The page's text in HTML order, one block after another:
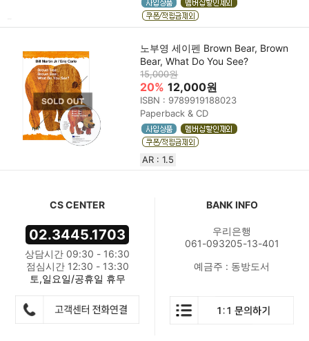
노부영 세이펜 Brown Bear, Brown
Bear, What Do You See?
15,000원
20% 12,000원
ISBN : 9789919188023
Paperback & CD
AR : 1.5
CS CENTER
02.3445.1703
상담시간 09:30 - 16:30
점심시간 12:30 - 13:30
토,일요일/공휴일 휴무
BANK INFO
우리은행
061-093205-13-401
예금주 : 동방도서